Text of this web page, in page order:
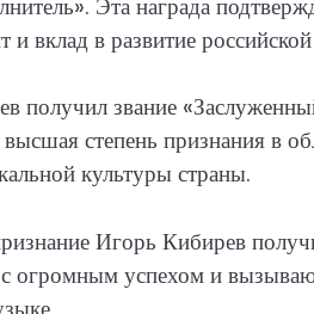
Эта награда
и вклад в развитие
получил звание
степень признания в
культуры страны.
Игорь Кибирев
огромным успехом и